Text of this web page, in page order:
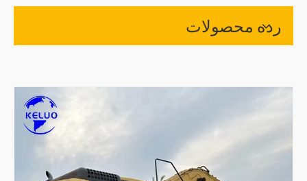
رده محصولات